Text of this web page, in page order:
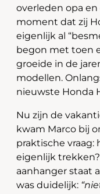
overleden opa
moment dat zij
eigenlijk al
begon met toen
groeide in de
modellen.
nieuwste Honda
Nu zijn de
kwam Marco bij
praktische vraag:
eigenlijk
aanhanger staat
was duidelijk: